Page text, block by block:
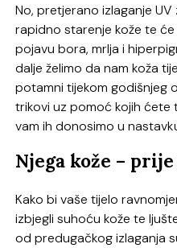
No, pretjerano izlaganje
rapidno starenje kože te
pojavu bora, mrlja i
dalje želimo da nam koža
potamni tijekom godišnjeg
trikovi uz pomoć kojih ćete
vam ih donosimo u
Njega kože –
Kako bi vaše tijelo
izbjegli suhoću kože te
od predugačkog izlaganja